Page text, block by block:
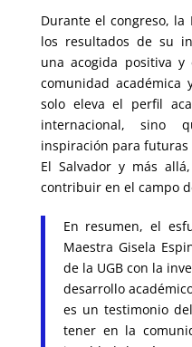
Durante el congreso, la
los resultados de su
una acogida positiva
comunidad académica
solo eleva el perfil
internacional, sino
inspiración para futuras
El Salvador y más
contribuir en el campo
En resumen, el
Maestra Gisela
de la UGB con la
desarrollo
es un testimonio
tener en la